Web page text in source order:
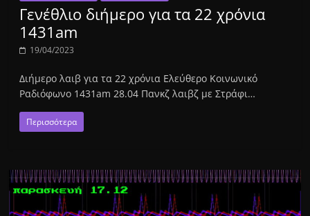
Γενέθλιο διήμερο για τα 22 χρόνια
1431am
19/04/2023
Διήμερο λαιβ για τα 22 χρόνια Ελεύθερο Κοινωνικό
Ραδιόφωνο 1431am 28.04 Πανκζ λαιβζ με Στράφι…
Περισσότερα